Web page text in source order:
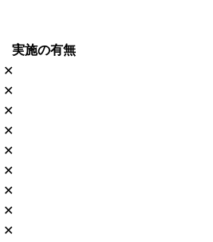
実施の有無
✕
✕
✕
✕
✕
✕
✕
✕
✕